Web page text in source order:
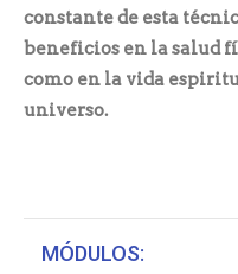
constante de esta
beneficios en la salud
como en la vida
universo.
MÓDULOS: